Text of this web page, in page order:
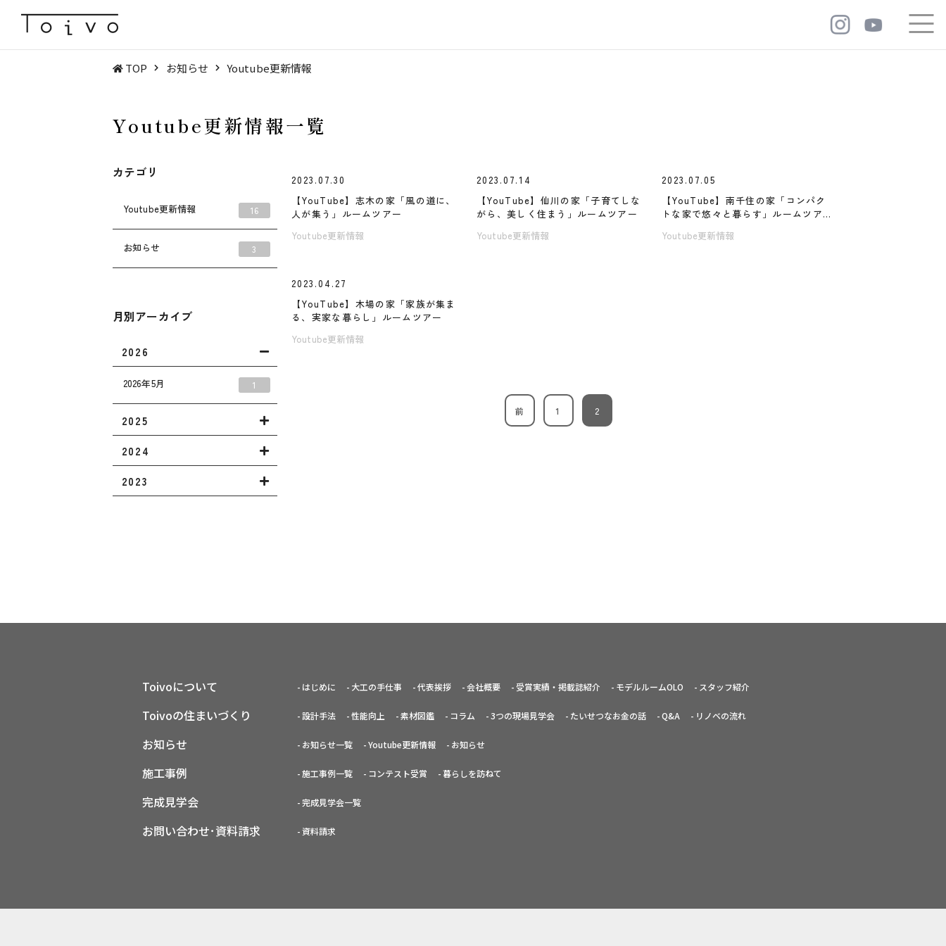
TOP お知らせ Youtube更新情報
Youtube更新情報一覧
カテゴリ
Youtube更新情報 16
お知らせ 3
月別アーカイブ
2026
2026年5月 1
2025
2024
2023
2023.07.30
【YouTube】志木の家「風の道に、
人が集う」ルームツアー
Youtube更新情報
2023.07.14
【YouTube】仙川の家「子育てしな
がら、美しく住まう」ルームツアー
Youtube更新情報
2023.07.05
【YouTube】南千住の家「コンパク
トな家で悠々と暮らす」ルームツア
Youtube更新情報
2023.04.27
【YouTube】木場の家「家族が集ま
る、実家な暮らし」ルームツアー
Youtube更新情報
前 1 2
Toivoについて はじめに 大工の手仕事 代表挨拶 会社概要 受賞実績・掲載誌紹介 モデルルームOLO スタッフ紹介
Toivoの住まいづくり 設計手法 性能向上 素材図鑑 コラム 3つの現場見学会 たいせつなお金の話 Q&A リノベの流れ
お知らせ お知らせ一覧 Youtube更新情報 お知らせ
施工事例 施工事例一覧 コンテスト受賞 暮らしを訪ねて
完成見学会 完成見学会一覧
お問い合わせ･資料請求 資料請求